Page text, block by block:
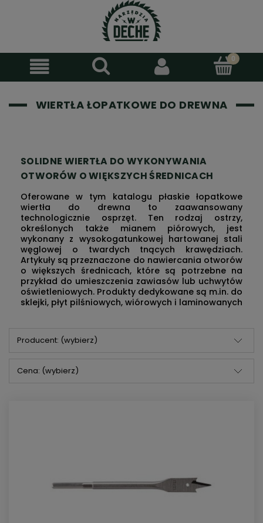
WIERTŁA ŁOPATKOWE DO DREWNA
SOLIDNE WIERTŁA DO WYKONYWANIA
OTWORÓW O WIĘKSZYCH ŚREDNICACH
Oferowane w tym katalogu płaskie łopatkowe
wiertła do drewna to zaawansowany
technologicznie osprzęt. Ten rodzaj ostrzy,
określonych także mianem piórowych, jest
wykonany z wysokogatunkowej hartowanej stali
węglowej o twardych tnących krawędziach.
Artykuły są przeznaczone do nawiercania otworów
o większych średnicach, które są potrzebne na
przykład do umieszczenia zawiasów lub uchwytów
oświetleniowych. Produkty dedykowane są m.in. do
sklejki, płyt pilśniowych, wiórowych i laminowanych
Producent: (wybierz)
Cena: (wybierz)